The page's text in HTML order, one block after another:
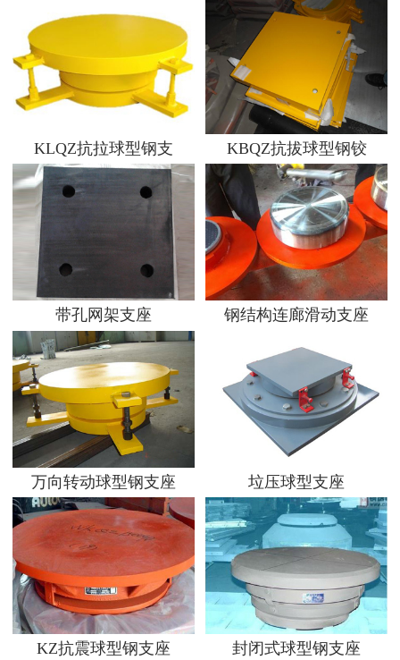
KLQZ抗拉球型钢支 KBQZ抗拔球型钢铰
带孔网架支座 钢结构连廊滑动支座
万向转动球型钢支座 垃压球型支座
KZ抗震球型钢支座 封闭式球型钢支座